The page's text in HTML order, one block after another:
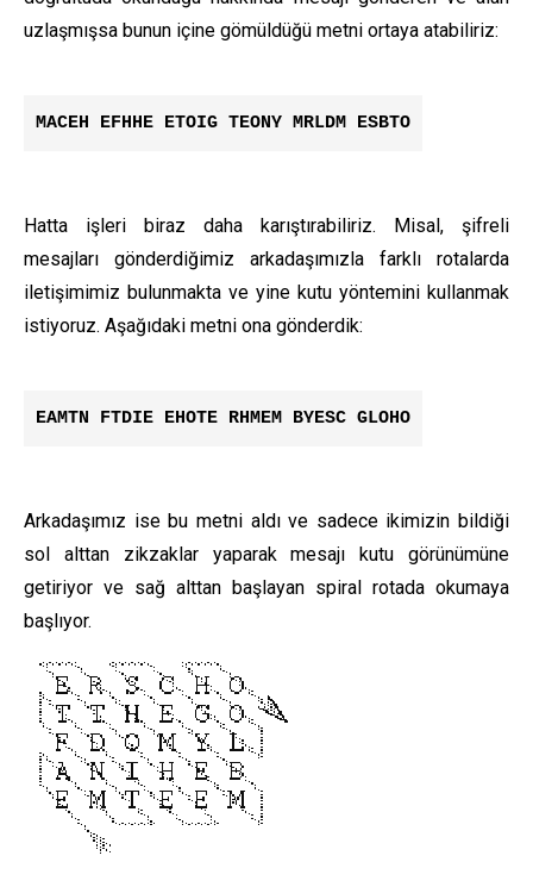
uzlaşmışsa bunun içine gömüldüğü metni ortaya atabiliriz:
MACEH EFHHE ETOIG TEONY MRLDM ESBTO
Hatta işleri biraz daha karıştırabiliriz. Misal, şifreli
mesajları gönderdiğimiz arkadaşımızla farklı rotalarda
iletişimimiz bulunmakta ve yine kutu yöntemini kullanmak
istiyoruz. Aşağıdaki metni ona gönderdik:
EAMTN FTDIE EHOTE RHMEM BYESC GLOHO
Arkadaşımız ise bu metni aldı ve sadece ikimizin bildiği
sol alttan zikzaklar yaparak mesajı kutu görünümüne
getiriyor ve sağ alttan başlayan spiral rotada okumaya
başlıyor.